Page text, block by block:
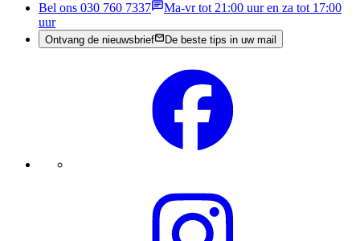
Bel ons 030 760 7337
Ma-vr tot 21:00 uur en za tot 17:00
uur
Ontvang de nieuwsbrief De beste tips in uw mail